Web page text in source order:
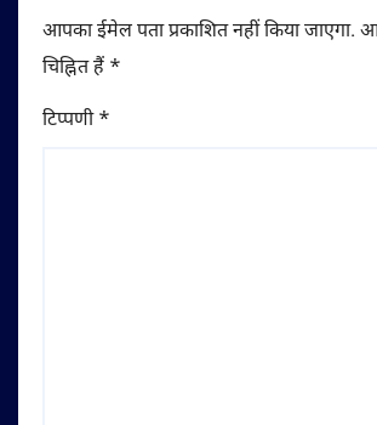
आपका ईमेल पता प्रकाशित नहीं किया जाएगा.
चिह्नित हैं *
टिप्पणी*